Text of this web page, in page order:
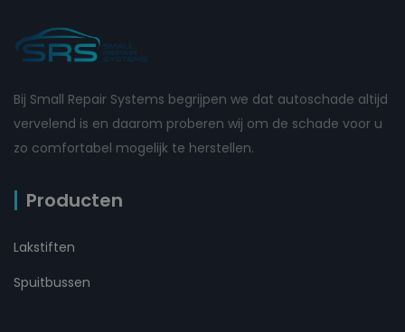
Bij Small Repair Systems begrijpen we dat autoschade altijd
vervelend is en daarom proberen wij om de schade voor u
zo comfortabel mogelijk te herstellen.
Producten
Lakstiften
Spuitbussen